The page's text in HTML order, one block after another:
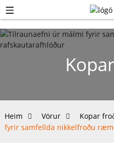
Heim Vörur Kopar
fyrir samfellda nikkelfroðu